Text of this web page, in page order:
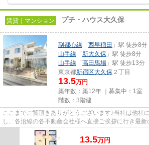
賃貸｜マンション プチ・ハウス大久保
副都心線 「 西早稲田 」駅 徒歩8分
山手線 「 新大久保 」駅 徒歩8分
山手線 「 高田馬場 」駅 徒歩13分
東京都新宿区大久保 ２丁目
13.5万円
築年数：築12年 ｜募集中： 1室
階数：3階建
ここまでご覧頂きありがとうございます♪当社は他社
し、各沿線の各不動産会社様へ直接ご挨拶に行き最
しております！最新の情報は...
13.5万円